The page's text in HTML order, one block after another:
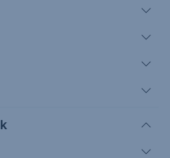
darab saját részvényt
június 8. és 11.